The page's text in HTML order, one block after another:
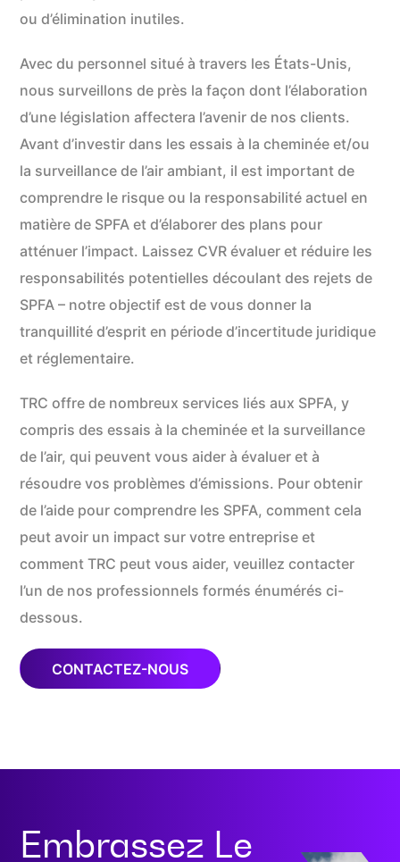
ou d’élimination inutiles.
Avec du personnel situé à travers les États-Unis,
nous surveillons de près la façon dont l’élaboration
d’une législation affectera l’avenir de nos clients.
Avant d’investir dans les essais à la cheminée et/ou
la surveillance de l’air ambiant, il est important de
comprendre le risque ou la responsabilité actuel en
matière de SPFA et d’élaborer des plans pour
atténuer l’impact. Laissez CVR évaluer et réduire les
responsabilités potentielles découlant des rejets de
SPFA – notre objectif est de vous donner la
tranquillité d’esprit en période d’incertitude juridique
et réglementaire.
TRC offre de nombreux services liés aux SPFA, y
compris des essais à la cheminée et la surveillance
de l’air, qui peuvent vous aider à évaluer et à
résoudre vos problèmes d’émissions. Pour obtenir
de l’aide pour comprendre les SPFA, comment cela
peut avoir un impact sur votre entreprise et
comment TRC peut vous aider, veuillez contacter
l’un de nos professionnels formés énumérés ci-
dessous.
CONTACTEZ-NOUS
Embrassez Le